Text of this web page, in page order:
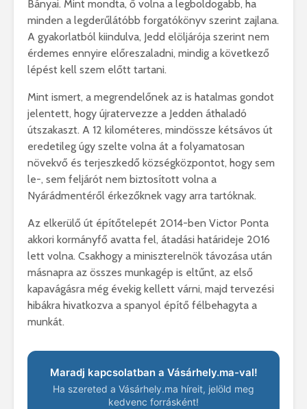
Bányai. Mint mondta, ő volna a legboldogabb, ha
minden a legderűlátóbb forgatókönyv szerint zajlana.
A gyakorlatból kiindulva, Jedd elöljárója szerint nem
érdemes ennyire előreszaladni, mindig a következő
lépést kell szem előtt tartani.
Mint ismert, a megrendelőnek az is hatalmas gondot
jelentett, hogy újratervezze a Jedden áthaladó
útszakaszt. A 12 kilométeres, mindössze kétsávos út
eredetileg úgy szelte volna át a folyamatosan
növekvő és terjeszkedő községközpontot, hogy sem
le-, sem feljárót nem biztosított volna a
Nyárádmentéről érkezőknek vagy arra tartóknak.
Az elkerülő út építőtelepét 2014-ben Victor Ponta
akkori kormányfő avatta fel, átadási határideje 2016
lett volna. Csakhogy a miniszterelnök távozása után
másnapra az összes munkagép is eltűnt, az első
kapavágásra még évekig kellett várni, majd tervezési
hibákra hivatkozva a spanyol építő félbehagyta a
munkát.
Maradj kapcsolatban a Vásárhely.ma-val!
Ha szereted a Vásárhely.ma híreit, jelöld meg
kedvenc forrásként!